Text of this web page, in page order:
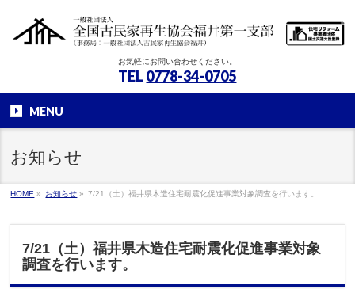
お気軽にお問い合わせください。
TEL 0778-34-0705
MENU
お知らせ
HOME » お知らせ » 7/21（土）福井県木造住宅耐震化促進事業対象調査を行います。
7/21（土）福井県木造住宅耐震化促進事業対象
調査を行います。